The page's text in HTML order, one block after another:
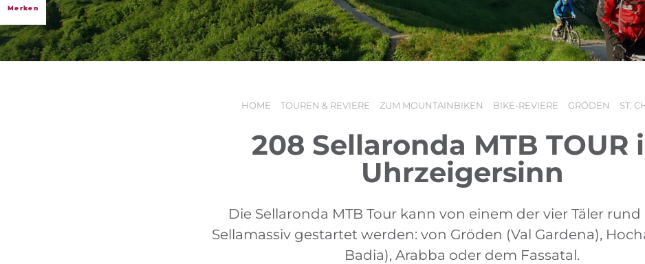
Merken
HOTELS & PAKETE
TOUREN & REVIERE
SCHLUSSLICHTERHOME TOUREN & REVIERE ZUM MOUNTAINBIKEN BIKE-REVIERE GRÖDEN ST.
208 Sellaronda MTB TOUR
Uhrzeigersinn
Die Sellaronda MTB Tour kann von einem der vier Täler
Sellamassiv gestartet werden: von Gröden (Val Gardena),
Badia), Arabba oder dem Fassatal.